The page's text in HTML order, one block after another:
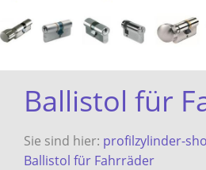
Ballistol für
Sie sind hier: profilzylinder-
Ballistol für Fahrräder